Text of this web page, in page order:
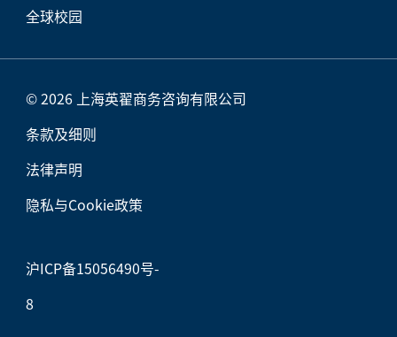
全球校园
© 2026 上海英翟商务咨询有限公司
条款及细则
法律声明
隐私与Cookie政策
沪ICP备15056490号-
8